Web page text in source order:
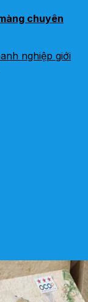
chuyên
nghiệp giới